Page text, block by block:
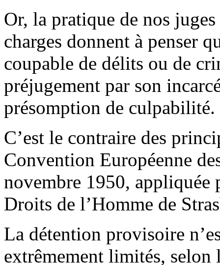
Or, la pratique de nos
charges donnent à penser
coupable de délits ou de
préjugement par son
présomption de culpabilité.
C’est le contraire des
Convention Européenne
novembre 1950, appliquée
Droits de l’Homme de
La détention provisoire
extrêmement limités, selon